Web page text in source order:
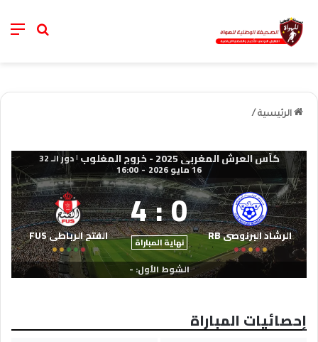
خانة
الرئيسية /
كأس العرش المغربي 2025 - خروج المغلوب | دور الـ 32
16 مايو 2026 -
16:00
الرشاد البرنوصي RB 0
:
4
نهاية المباراة الفتح الرباطي FUS
الشوط الأول: -
إحصائيات المباراة